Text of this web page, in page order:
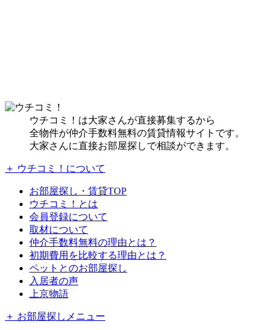
ウチコミ！は大家さんが直接募集するから
全物件が仲介手数料無料の賃貸情報サイトです。
大家さんに直接お部屋探しで相談ができます。
＋ ウチコミ！について
お部屋探し・賃貸TOP
ウチコミ！とは
会員登録について
取材について
仲介手数料無料の理由とは？
初期費用を比較する理由とは？
ペットとのお部屋探し
入居者の声
上京物語
＋ お部屋探しメニュー